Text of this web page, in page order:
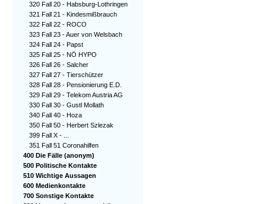
320 Fall 20 - Habsburg-Lothringen
321 Fall 21 - Kindesmißbrauch
322 Fall 22 - ROCO
323 Fall 23 - Auer von Welsbach
324 Fall 24 - Papst
325 Fall 25 - NÖ HYPO
326 Fall 26 - Salcher
327 Fall 27 - Tierschützer
328 Fall 28 - Pensionierung E.D.
329 Fall 29 - Telekom Austria AG
330 Fall 30 - Gustl Mollath
340 Fall 40 - Hoza
350 Fall 50 - Herbert Szlezak
399 Fall X - ...
351 Fall 51 Coronahilfen
400 Die Fälle (anonym)
500 Politische Kontakte
510 Wichtige Aussagen
600 Medienkontakte
700 Sonstige Kontakte